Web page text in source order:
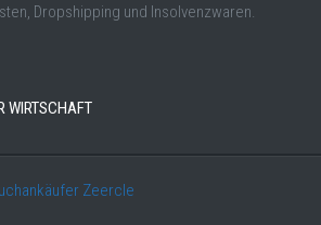
Dropshipping und Insolvenzwaren.
WIRTSCHAFT
Zeercle